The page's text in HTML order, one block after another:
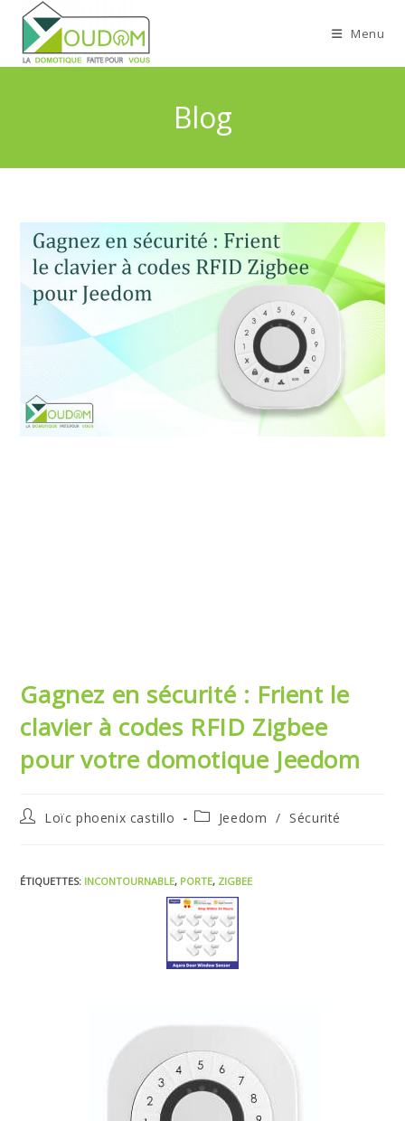
Menu
Blog
Gagnez en sécurité : Frient le
clavier à codes RFID Zigbee
pour votre domotique Jeedom
Loïc phoenix castillo Jeedom / Sécurité
ÉTIQUETTES: INCONTOURNABLE, PORTE, ZIGBEE